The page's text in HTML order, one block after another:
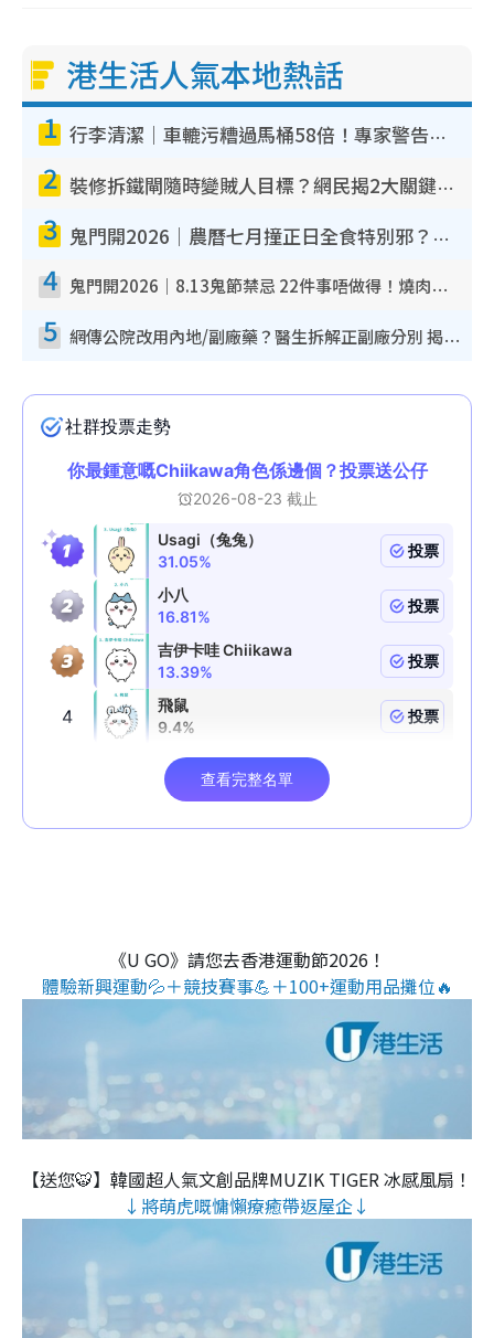
港生活人氣本地熱話
1 行李清潔｜車轆污糟過馬桶58倍！專家警告忌用酒精抹 教1招免污手除菌
2 裝修拆鐵閘隨時變賊人目標？網民揭2大關鍵用途：裝新式等於白裝？附新舊鐵閘分別
3 鬼門開2026｜農曆七月撞正日全食特別邪？專家警告切忌做一事！揭4大禁忌+2招保平安
4 鬼門開2026｜8.13鬼節禁忌 22件事唔做得！燒肉、刺身要少食？半夜勿吹口哨/打呢個電話
5 網傳公院改用內地/副廠藥？醫生拆解正副廠分別 揭4類人換藥隨時出事
《U GO》請您去香港運動節2026！
體驗新興運動💦＋競技賽事💪＋100+運動用品攤位🔥
【送您🐯】韓國超人氣文創品牌MUZIK TIGER 冰感風扇！
↓將萌虎嘅慵懶療癒帶返屋企↓